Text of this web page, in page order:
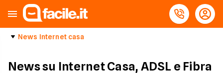
News Internet casa
News su Internet Casa, ADSL e Fibra